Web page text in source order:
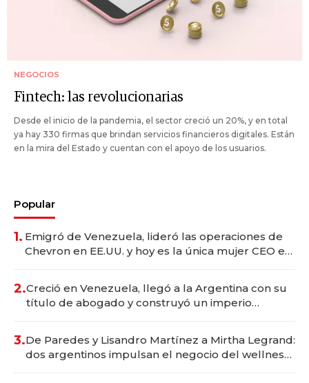
NEGOCIOS
Fintech: las revolucionarias
Desde el inicio de la pandemia, el sector creció un 20%, y en total
ya hay 330 firmas que brindan servicios financieros digitales. Están
en la mira del Estado y cuentan con el apoyo de los usuarios.
Popular
1. Emigró de Venezuela, lideró las operaciones de
Chevron en EE.UU. y hoy es la única mujer CEO en
2.Creció en Venezuela, llegó a la Argentina con su
título de abogado y construyó un imperio
3.De Paredes y Lisandro Martínez a Mirtha Legrand:
dos argentinos impulsan el negocio del wellness